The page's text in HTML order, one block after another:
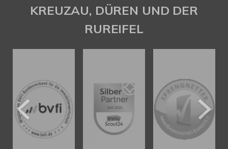
KREUZAU, DÜREN UND DER
RUREIFEL